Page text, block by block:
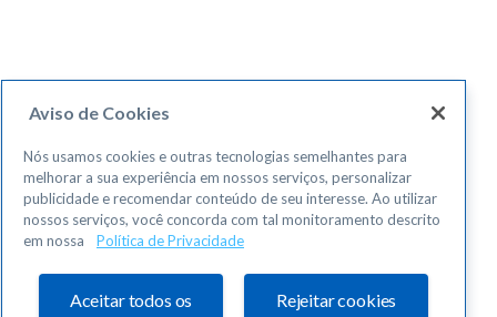
Aviso de Cookies
Nós usamos cookies e outras tecnologias semelhantes para
melhorar a sua experiência em nossos serviços, personalizar
publicidade e recomendar conteúdo de seu interesse. Ao utilizar
nossos serviços, você concorda com tal monitoramento descrito
em nossa
Política de Privacidade
Aceitar todos os
Rejeitar cookies